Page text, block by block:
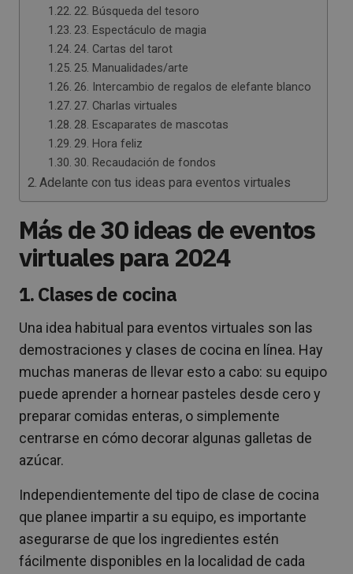
22. Búsqueda del tesoro
23. Espectáculo de magia
24. Cartas del tarot
25. Manualidades/arte
26. Intercambio de regalos de elefante blanco
27. Charlas virtuales
28. Escaparates de mascotas
29. Hora feliz
30. Recaudación de fondos
Adelante con tus ideas para eventos virtuales
Más de 30 ideas de eventos
virtuales para 2024
1. Clases de cocina
Una idea habitual para eventos virtuales son las
demostraciones y clases de cocina en línea. Hay
muchas maneras de llevar esto a cabo: su equipo
puede aprender a hornear pasteles desde cero y
preparar comidas enteras, o simplemente
centrarse en cómo decorar algunas galletas de
azúcar.
Independientemente del tipo de clase de cocina
que planee impartir a su equipo, es importante
asegurarse de que los ingredientes estén
fácilmente disponibles en la localidad de cada